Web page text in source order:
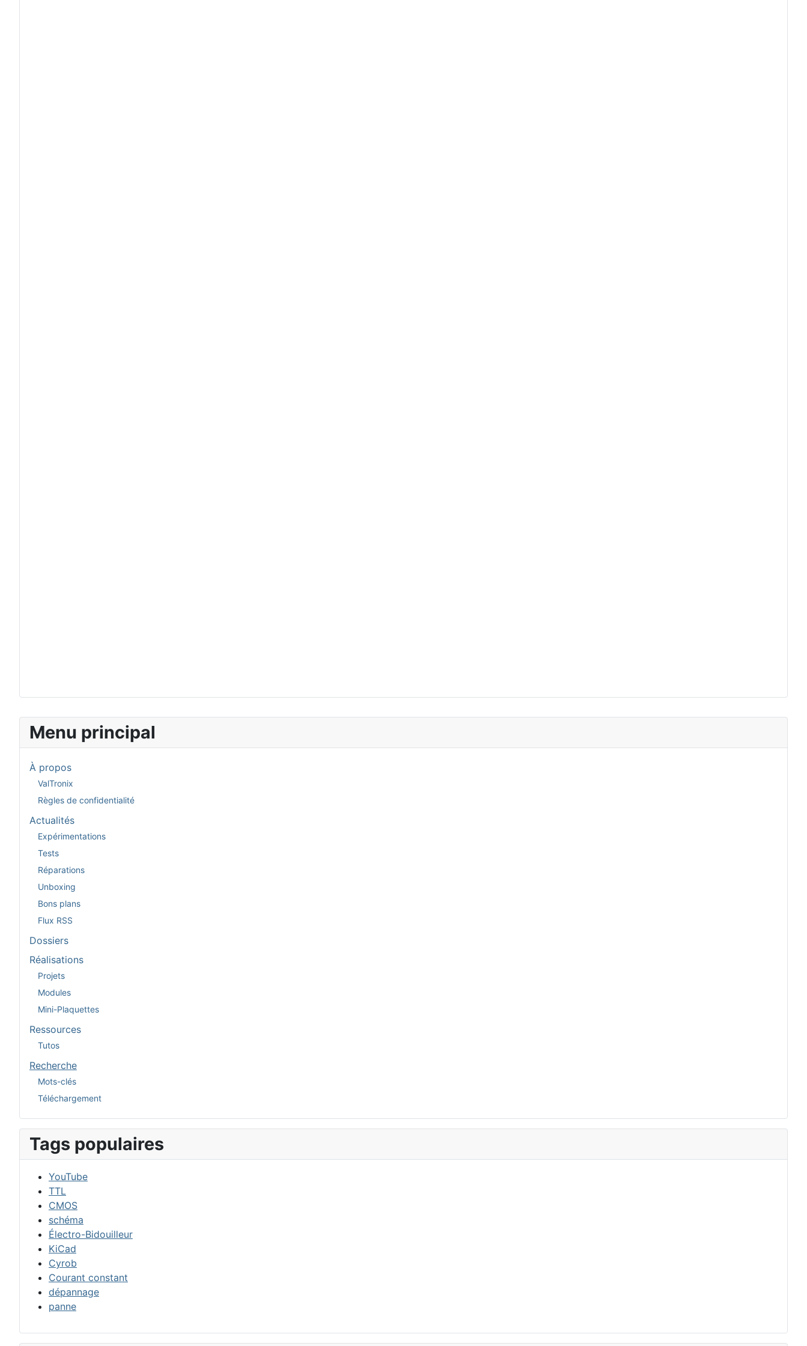
Menu principal
À propos
ValTronix
Règles de confidentialité
Actualités
Expérimentations
Tests
Réparations
Unboxing
Bons plans
Flux RSS
Dossiers
Réalisations
Projets
Modules
Mini-Plaquettes
Ressources
Tutos
Recherche
Mots-clés
Téléchargement
Tags populaires
YouTube
TTL
CMOS
schéma
Électro-Bidouilleur
KiCad
Cyrob
Courant constant
dépannage
panne